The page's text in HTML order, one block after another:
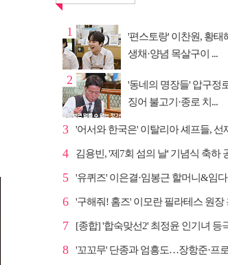
1
'편스토랑' 이찬원, 황태
생채·양념 목살구이 ...
2
'동네의 명장들' 압구정
징어 불고기·종로 치...
3
4 김용빈, '제7회 섬의 날' 기념식 축하
5
6
7
8